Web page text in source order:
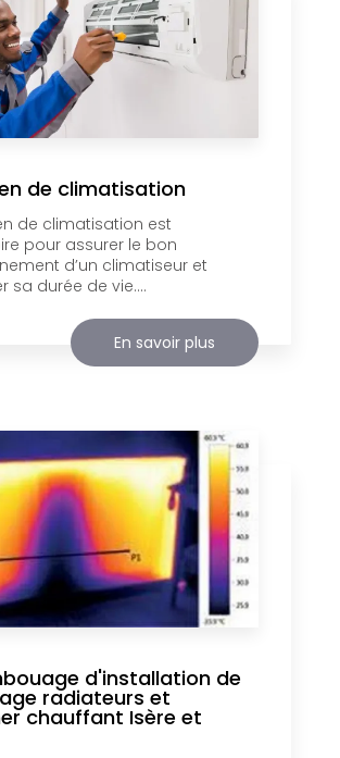
de climatisation
de climatisation est
pour assurer le bon
d’un climatiseur et
sa durée de vie....
En savoir plus
d'installation de
radiateurs et
chauffant Isère et